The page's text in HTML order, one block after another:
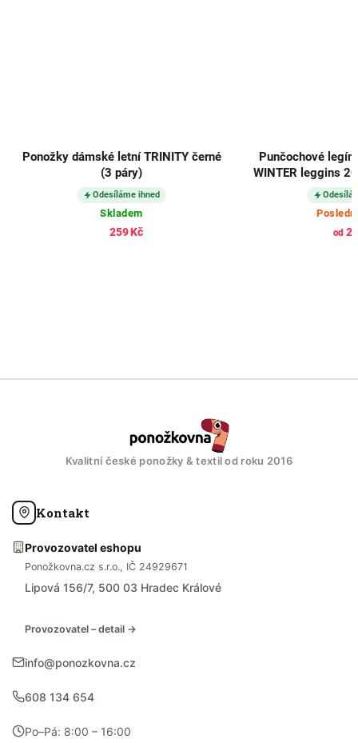
Ponožky dámské letní TRINITY černé
(3 páry)
Odesíláme ihned
Skladem
259 Kč
Punčochové
WINTER leggins
od
Kvalitní české ponožky & textil od roku 2016
Kontakt
Provozovatel eshopu
Ponožkovna.cz s.r.o., IČ 24929671
Lipová 156/7, 500 03 Hradec Králové
Provozovatel – detail →
info@ponozkovna.cz
608 134 654
Po–Pá: 8:00 – 16:00